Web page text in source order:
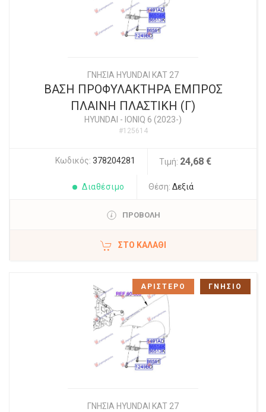
ΓΝΗΣΙΑ HYUNDAI KAT 27
ΒΑΣΗ ΠΡΟΦΥΛΑΚΤΗΡΑ ΕΜΠΡΟΣ
ΠΛΑΙΝΗ ΠΛΑΣΤΙΚΗ (Γ)
HYUNDAI - IONIQ 6 (2023-)
#125614
Κωδικός: 378204281 Τιμή: 24,68 €
Διαθέσιμο Θέση: Δεξιά
ΠΡΟΒΟΛΗ
ΣΤΟ ΚΑΛΆΘΙ
ΓΝΗΣΙΑ HYUNDAI KAT 27
ΑΡΙΣΤΕΡΟ ΓΝΗΣΙΟ